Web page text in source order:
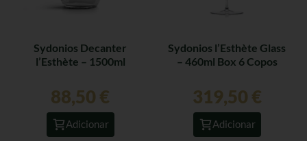
Sydonios Decanter
l’Esthète – 1500ml
88,50 €
Adicionar
Sydonios l’Esthète Glass
– 460ml Box 6 Copos
319,50 €
Adicionar